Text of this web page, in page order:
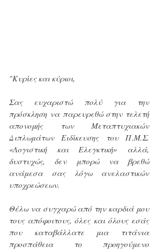
"Κυρίες και κύριοι,
Σας ευχαριστώ πολύ για την
πρόσκληση να παρευρεθώ στην τελετή
απονομής των Μεταπτυχιακών
Διπλωμάτων Ειδίκευσης του Π.Μ.Σ.
«Λογιστική και Ελεγκτική» αλλά,
δυστυχώς, δεν μπορώ να βρεθώ
ανάμεσα σας λόγω ανελαστικών
υποχρεώσεων.
Θέλω να συγχαρώ από την καρδιά μου
τους απόφοιτους, όλες και όλους εσάς
που καταβάλλατε μια τιτάνια
προσπάθεια το προηγούμενο